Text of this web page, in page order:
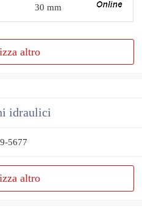
30 mm
altro
idraulici
5677
altro